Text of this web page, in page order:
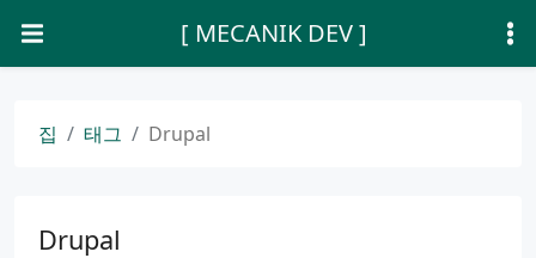
[ MECANIK DEV ]
집 태그 Drupal
Drupal